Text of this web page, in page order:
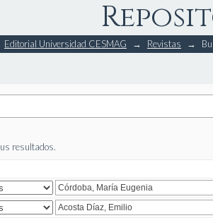
Editorial Universidad CESMAG → Revistas →
resultados.